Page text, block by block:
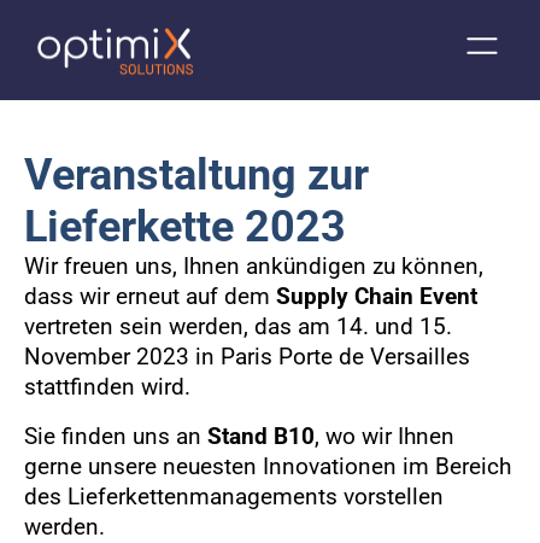
Veranstaltung zur
Lieferkette 2023
Wir freuen uns, Ihnen ankündigen zu können,
dass wir erneut auf dem Supply Chain Event
vertreten sein werden, das am 14. und 15.
November 2023 in Paris Porte de Versailles
stattfinden wird.
Sie finden uns an Stand B10, wo wir Ihnen
gerne unsere neuesten Innovationen im Bereich
des Lieferkettenmanagements vorstellen
werden.